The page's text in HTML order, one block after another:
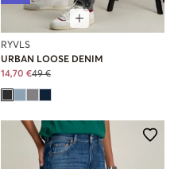
RYVLS
URBAN LOOSE DENIM
14,70 €49 €